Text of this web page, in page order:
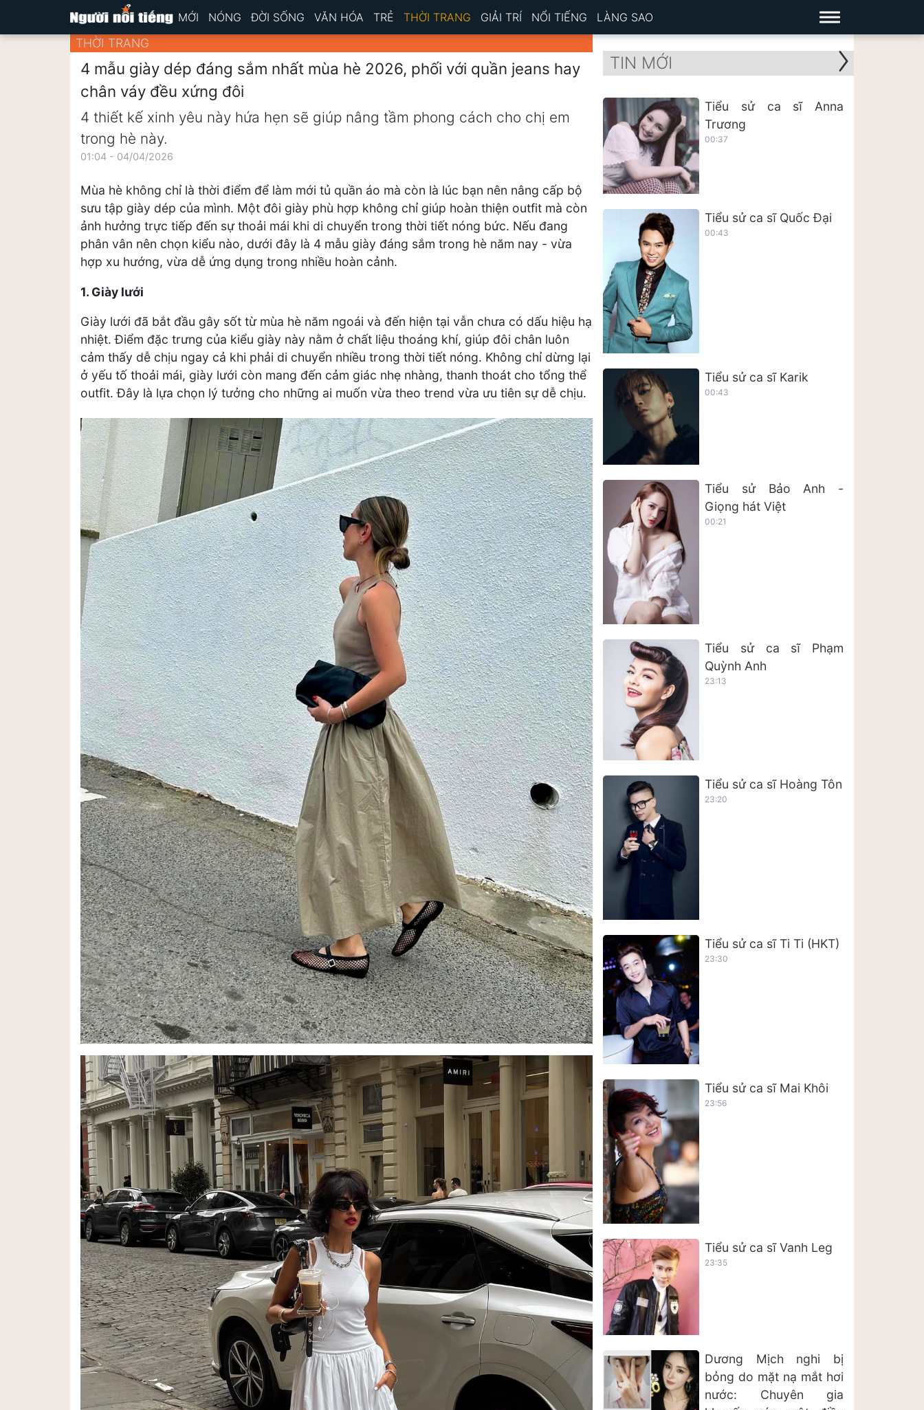
MỚI NÓNG ĐỜI SỐNG VĂN HÓA TRẺ THỜI TRANG GIẢI TRÍ NỔI TIẾNG LÀNG SAO
THỜI TRANG
4 mẫu giày dép đáng sắm nhất mùa hè 2026, phối với quần jeans hay
chân váy đều xứng đôi
4 thiết kế xinh yêu này hứa hẹn sẽ giúp nâng tầm phong cách cho chị em
trong hè này.
01:04 - 04/04/2026
Mùa hè không chỉ là thời điểm để làm mới tủ quần áo mà còn là lúc bạn nên nâng cấp bộ
sưu tập giày dép của mình. Một đôi giày phù hợp không chỉ giúp hoàn thiện outfit mà còn
ảnh hưởng trực tiếp đến sự thoải mái khi di chuyển trong thời tiết nóng bức. Nếu đang
phân vân nên chọn kiểu nào, dưới đây là 4 mẫu giày đáng sắm trong hè năm nay - vừa
hợp xu hướng, vừa dễ ứng dụng trong nhiều hoàn cảnh.
1. Giày lưới
Giày lưới đã bắt đầu gây sốt từ mùa hè năm ngoái và đến hiện tại vẫn chưa có dấu hiệu hạ
nhiệt. Điểm đặc trưng của kiểu giày này nằm ở chất liệu thoáng khí, giúp đôi chân luôn
cảm thấy dễ chịu ngay cả khi phải di chuyển nhiều trong thời tiết nóng. Không chỉ dừng lại
ở yếu tố thoải mái, giày lưới còn mang đến cảm giác nhẹ nhàng, thanh thoát cho tổng thể
outfit. Đây là lựa chọn lý tưởng cho những ai muốn vừa theo trend vừa ưu tiên sự dễ chịu.
TIN MỚI
Tiểu sử ca sĩ Anna
Trương
00:37
Tiểu sử ca sĩ Quốc Đại
00:43
Tiểu sử ca sĩ Karik
00:43
Tiểu sử Bảo Anh -
Giọng hát Việt
00:21
Tiểu sử ca sĩ Phạm
Quỳnh Anh
23:13
Tiểu sử ca sĩ Hoàng Tôn
23:20
Tiểu sử ca sĩ Ti Ti (HKT)
23:30
Tiểu sử ca sĩ Mai Khôi
23:56
Tiểu sử ca sĩ Vanh Leg
23:35
Dương Mịch nghi bị
bỏng do mặt nạ mắt hơi
nước: Chuyên gia